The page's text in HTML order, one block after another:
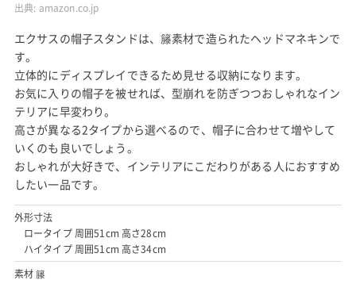
出典: amazon.co.jp
エクサスの帽子スタンドは、籐素材で造られたヘッドマネキンで
す。
立体的にディスプレイできるため見せる収納になります。
お気に入りの帽子を被せれば、型崩れを防ぎつつおしゃれなイン
テリアに早変わり。
高さが異なる2タイプから選べるので、帽子に合わせて増やして
いくのも良いでしょう。
おしゃれが大好きで、インテリアにこだわりがある人におすすめ
したい一品です。
外形寸法
ロータイプ 周囲51cm 高さ28cm
ハイタイプ 周囲51cm 高さ34cm
素材 籐